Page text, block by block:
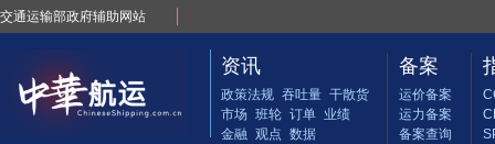
交通运输部政府辅助网站
资讯
政策法规 吞吐量 干散货
市场 班轮 订单 业绩
金融 观点 数据
备案
运价备案
运力备案
备案查询